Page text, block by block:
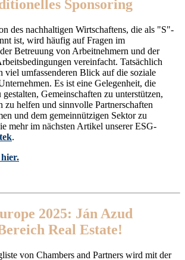
Sponsoring
des nachhaltigen Wirtschaftens, die als "S"-
ist, wird häufig auf Fragen im
Betreuung von Arbeitnehmern und der
vereinfacht. Tatsächlich
viel umfassenderen Blick auf die soziale
Es ist eine Gelegenheit, die
Gemeinschaften zu unterstützen,
zu helfen und sinnvolle Partnerschaften
und dem gemeinnützigen Sektor zu
mehr im nächsten Artikel unserer ESG-
.
2025: Ján Azud
Real Estate!
von Chambers and Partners wird mit der